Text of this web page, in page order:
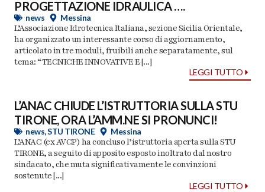
PROGETTAZIONE IDRAULICA ….
news Messina
L’Associazione Idrotecnica Italiana, sezione Sicilia Orientale,
ha organizzato un interessante corso di aggiornamento,
articolato in tre moduli, fruibili anche separatamente, sul
tema: “TECNICHE INNOVATIVE E [...]
LEGGI TUTTO
L’ANAC CHIUDE L’ISTRUTTORIA SULLA STU
TIRONE, ORA L’AMM.NE SI PRONUNCI!
news,STU TIRONE Messina
L’ANAC (ex AVCP) ha concluso l’istruttoria aperta sulla STU
TIRONE, a seguito di apposito esposto inoltrato dal nostro
sindacato, che muta significativamente le convinzioni
sostenute [...]
LEGGI TUTTO